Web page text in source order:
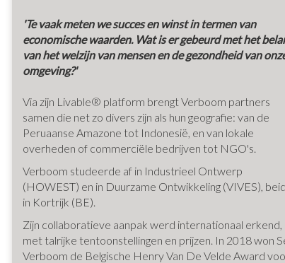
'Te vaak meten we succes en winst in termen van
economische waarden. Wat is er gebeurd met het
van het welzijn van mensen en de gezondheid van
omgeving?'
Via zijn Livable® platform brengt Verboom partners
samen die net zo divers zijn als hun geografie: van de
Peruaanse Amazone tot Indonesië, en van lokale
overheden of commerciële bedrijven tot NGO's.
Verboom studeerde af in Industrieel Ontwerp
(HOWEST) en in Duurzame Ontwikkeling (VIVES),
in Kortrijk (BE).
Zijn collaboratieve aanpak werd internationaal erkend,
met talrijke tentoonstellingen en prijzen. In 2018 won
Verboom de Belgische Henry Van De Velde Award